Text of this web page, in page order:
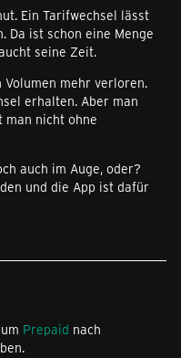
Ein Tarifwechsel lässt
Da ist schon eine Menge
seine Zeit.
Volumen mehr verloren.
erhalten. Aber man
man nicht ohne
auch im Auge, oder?
und die App ist dafür
Prepaid nach